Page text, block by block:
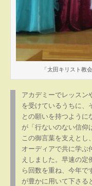
「太田キリスト教
アカデミーでレッスン
を受けているうちに
との願いを持つように
が「行ないのない信仰
この御言葉を支えとし
オーディアで共に学ぶ
えしました。早速の定
ら回数を重ね、今年で
が豊かに用いて下さる